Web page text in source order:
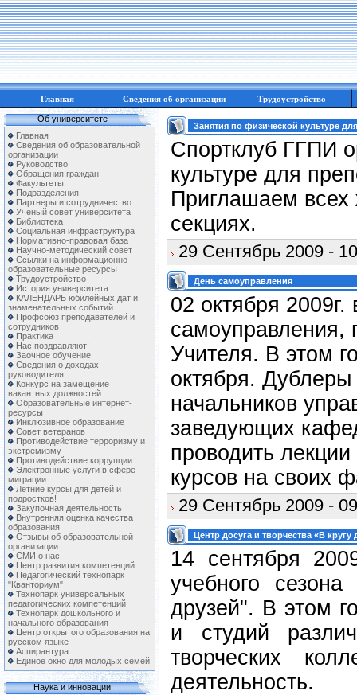
Главная Сведения об организации Трудоустройство
Об университете
Главная
Сведения об образовательной
организации
Руководство
Обращения граждан
Факультеты
Подразделения
Партнеры и сотрудничество
Ученый совет университета
Библиотека
Социальная инфраструктура
Нормативно-правовая база
Научно-методический совет
Ссылки на информационно-
образовательные ресурсы
Трудоустройство
История университета
КАЛЕНДАРЬ юбилейных дат и
знаменательных событий
Профсоюз преподавателей и
сотрудников
Практика
Нас поздравляют!
Заочное обучение
Сведения о доходах
руководителя
Конкурс на замещение
вакантных должностей
Образовательные интернет-
ресурсы
Инклюзивное образование
Совет ветеранов
Противодействие терроризму и
экстремизму
Противодействие коррупции
Электронные услуги в сфере
миграции
Летние курсы для детей и
подростков!
Закупочная деятельность
Внутренняя оценка качества
образования
Отзывы об образовательной
организации
СМИ о нас
Центр развития компетенций
Педагогический технопарк
"Кванториум"
Технопарк универсальных
педагогических компетенций
Технопарк дошкольного и
начального образования
Центр открытого образования на
русском языке
Аспирантура
Единое окно для молодых семей
Наука и инновации
Занятия по физической культуре
Спортклуб ГГПИ
культуре для
Приглашаем всех
секциях.
29 Сентябрь 2009 -
День самоуправления
02 октября
Учителя. В этом
октября. Дублеры
начальников
заведующих
проводить
курсов на своих
29 Сентябрь 2009 -
Центр досуга и творчества «В кругу
14 сентября
учебного
друзей". В этом
и студий
творческих
деятельность.